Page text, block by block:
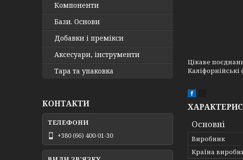
Цікаве
Основні
Виробник
Країна
Компоненти
Бази. Основи
Добавки і премікси
Аксесуари, інструменти
Тара та упаковка
КОНТАКТИ
+380 (66) 400-01-30